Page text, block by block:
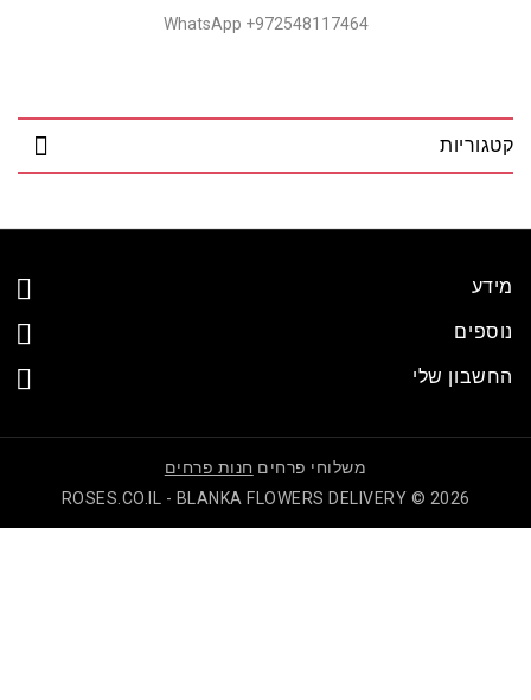
WhatsApp +972548117464
שלי
משלוחי פרחיםחנות פרחים
ROSES.CO.IL - BLANKA FLOWERS DELIVERY © 2026